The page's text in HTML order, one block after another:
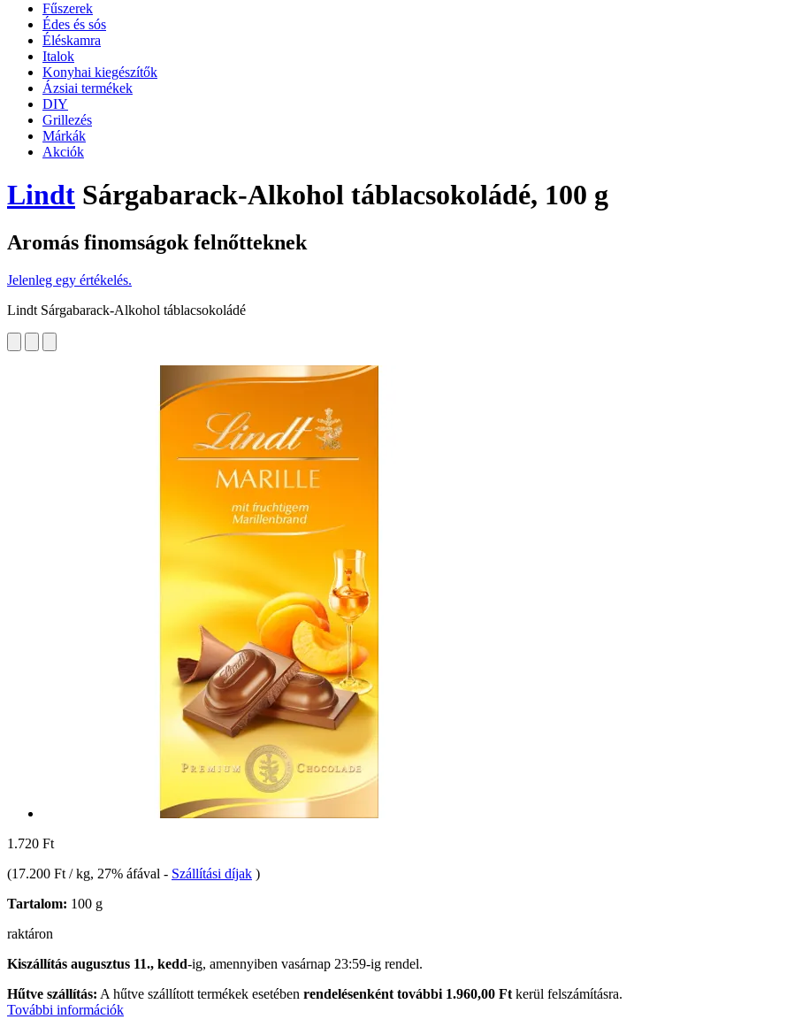
Fűszerek
Édes és sós
Éléskamra
Italok
Konyhai kiegészítők
Ázsiai termékek
DIY
Grillezés
Márkák
Akciók
Lindt Sárgabarack-Alkohol táblacsokoládé, 100 g
Aromás finomságok felnőtteknek
Jelenleg egy értékelés.
Lindt Sárgabarack-Alkohol táblacsokoládé
1.720 Ft
(17.200 Ft / kg, 27% áfával - Szállítási díjak )
Tartalom: 100 g
raktáron
Kiszállítás augusztus 11., kedd-ig, amennyiben vasárnap 23:59-ig rendel.
Hűtve szállítás: A hűtve szállított termékek esetében rendelésenként további 1.960,00 Ft kerül felszámításra.
További információk